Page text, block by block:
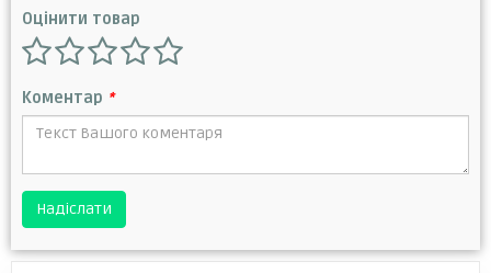
Оцінити товар
Коментар *
Надіслати